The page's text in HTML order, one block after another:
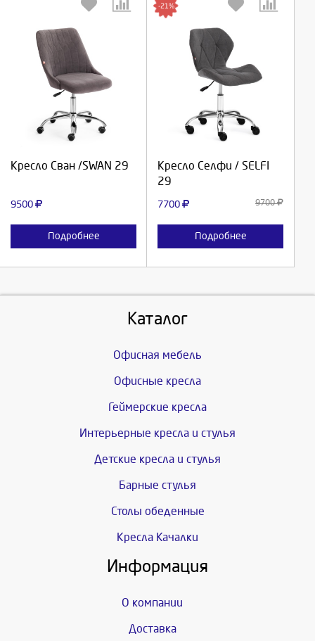
Кресло Сван /SWAN 29
9500
Подробнее
Выберите количество:
Кресло Селфи / SELFI
29
-21%
7700 9700
Подробнее
Выберите количество:
Каталог
Офисная мебель
Офисные кресла
Геймерские кресла
Интерьерные кресла и стулья
Детские кресла и стулья
Барные стулья
Столы обеденные
Кресла Качалки
Информация
О компании
Доставка